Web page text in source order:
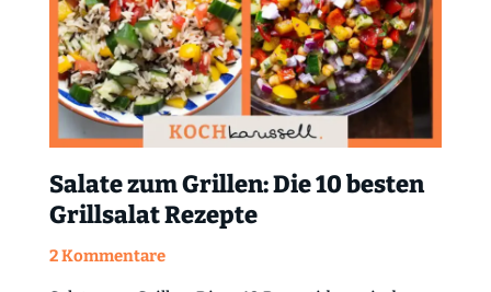
Salate zum Grillen: Die 10 besten
Grillsalat Rezepte
2 Kommentare